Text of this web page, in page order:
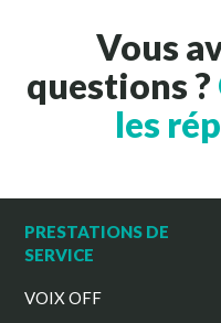
Vous
questions ?
les
PRESTATIONS DE
SERVICE
VOIX OFF